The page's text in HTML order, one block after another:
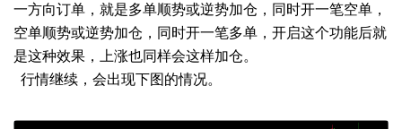
一方向订单，就是多单顺势或逆势加仓，同时开一笔空单，
空单顺势或逆势加仓，同时开一笔多单，开启这个功能后就
是这种效果，上涨也同样会这样加仓。
行情继续，会出现下图的情况。